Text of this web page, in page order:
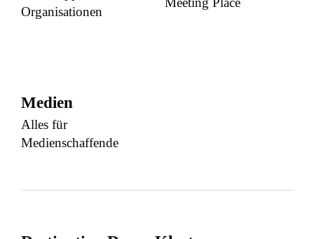
Organisationen
Medien
Alles für
Medienschaffende